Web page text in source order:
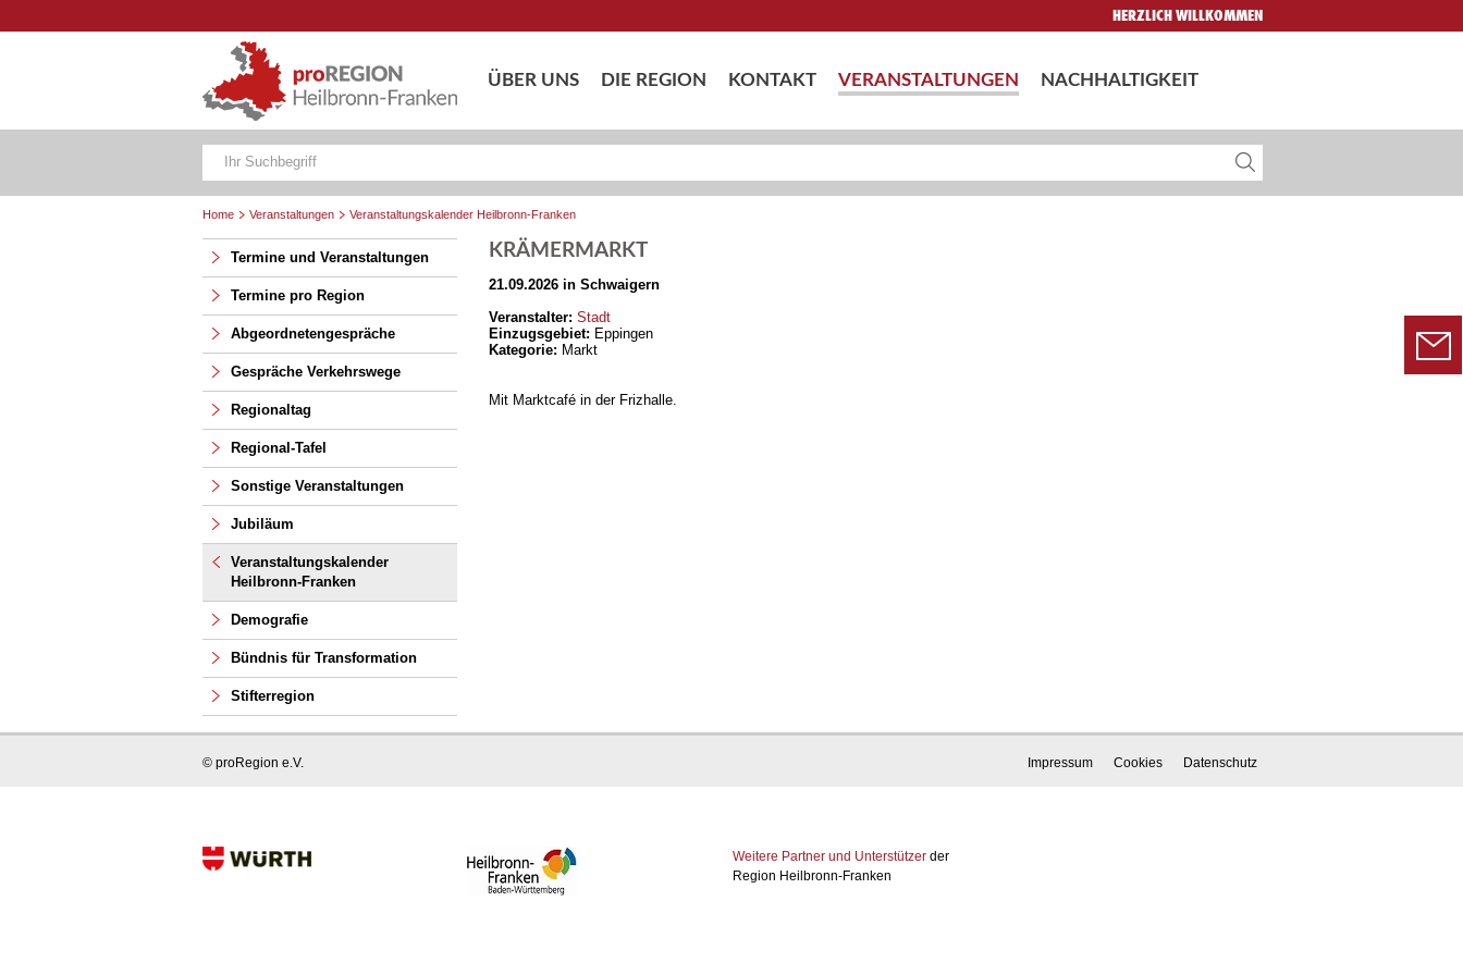
HERZLICH WILLKOMMEN
ÜBER UNS DIE REGION KONTAKT VERANSTALTUNGEN NACHHALTIGKEIT
Home Veranstaltungen Veranstaltungskalender Heilbronn-Franken
Termine und Veranstaltungen
Termine pro Region
Abgeordnetengespräche
Gespräche Verkehrswege
Regionaltag
Regional-Tafel
Sonstige Veranstaltungen
Jubiläum
Veranstaltungskalender
Heilbronn-Franken
Demografie
Bündnis für Transformation
Stifterregion
KRÄMERMARKT
21.09.2026 in Schwaigern
Veranstalter: Stadt
Einzugsgebiet: Eppingen
Kategorie: Markt
Mit Marktcafé in der Frizhalle.
© proRegion e.V. Impressum Cookies Datenschutz
Weitere Partner und Unterstützerder
Region Heilbronn-Franken